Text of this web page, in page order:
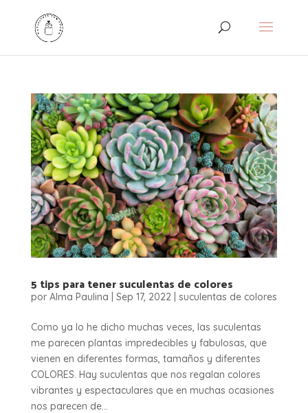
5 tips para tener suculentas de colores
por Alma Paulina Sep 17, 2022| suculentas de colores
Como ya lo he dicho muchas veces, las suculentas
me parecen plantas impredecibles y fabulosas, que
vienen en diferentes formas, tamaños y diferentes
COLORES. Hay suculentas que nos regalan colores
vibrantes y espectaculares que en muchas ocasiones
nos parecen de...